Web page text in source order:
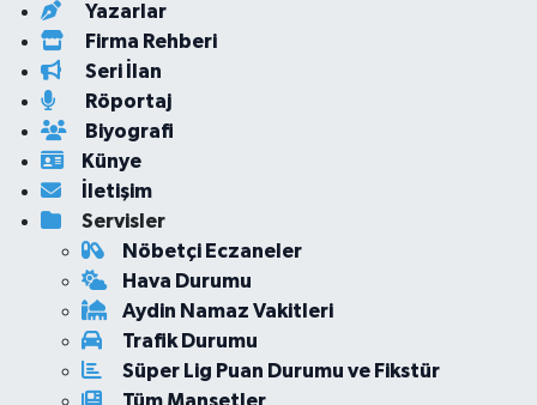
Yazarlar
Firma Rehberi
Seri İlan
Röportaj
Biyografi
Künye
İletişim
Servisler
Nöbetçi Eczaneler
Hava Durumu
Aydin Namaz Vakitleri
Trafik Durumu
Süper Lig Puan Durumu ve Fikstür
Tüm Manşetler